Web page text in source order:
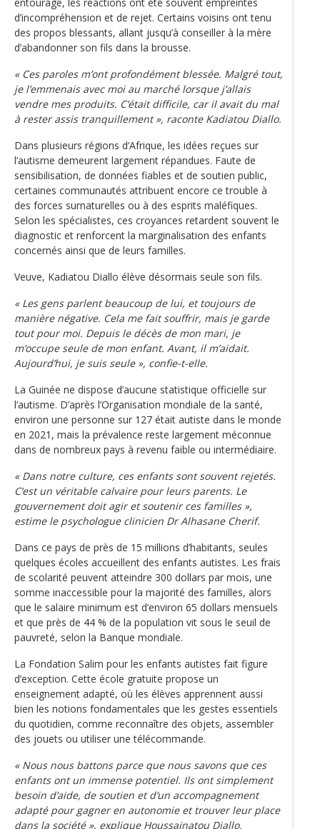
d’incompréhension et de rejet. Certains voisins ont tenu
des propos blessants, allant jusqu’à conseiller à la mère
d’abandonner son fils dans la brousse.
« Ces paroles m’ont profondément blessée. Malgré tout,
je l’emmenais avec moi au marché lorsque j’allais
vendre mes produits. C’était difficile, car il avait du mal
à rester assis tranquillement », raconte Kadiatou Diallo.
Dans plusieurs régions d’Afrique, les idées reçues sur
l’autisme demeurent largement répandues. Faute de
sensibilisation, de données fiables et de soutien public,
certaines communautés attribuent encore ce trouble à
des forces surnaturelles ou à des esprits maléfiques.
Selon les spécialistes, ces croyances retardent souvent le
diagnostic et renforcent la marginalisation des enfants
concernés ainsi que de leurs familles.
Veuve, Kadiatou Diallo élève désormais seule son fils.
« Les gens parlent beaucoup de lui, et toujours de
manière négative. Cela me fait souffrir, mais je garde
tout pour moi. Depuis le décès de mon mari, je
m’occupe seule de mon enfant. Avant, il m’aidait.
Aujourd’hui, je suis seule », confie-t-elle.
La Guinée ne dispose d’aucune statistique officielle sur
l’autisme. D’après l’Organisation mondiale de la santé,
environ une personne sur 127 était autiste dans le monde
en 2021, mais la prévalence reste largement méconnue
dans de nombreux pays à revenu faible ou intermédiaire.
« Dans notre culture, ces enfants sont souvent rejetés.
C’est un véritable calvaire pour leurs parents. Le
gouvernement doit agir et soutenir ces familles »,
estime le psychologue clinicien Dr Alhasane Cherif.
Dans ce pays de près de 15 millions d’habitants, seules
quelques écoles accueillent des enfants autistes. Les frais
de scolarité peuvent atteindre 300 dollars par mois, une
somme inaccessible pour la majorité des familles, alors
que le salaire minimum est d’environ 65 dollars mensuels
et que près de 44 % de la population vit sous le seuil de
pauvreté, selon la Banque mondiale.
La Fondation Salim pour les enfants autistes fait figure
d’exception. Cette école gratuite propose un
enseignement adapté, où les élèves apprennent aussi
bien les notions fondamentales que les gestes essentiels
du quotidien, comme reconnaître des objets, assembler
des jouets ou utiliser une télécommande.
« Nous nous battons parce que nous savons que ces
enfants ont un immense potentiel. Ils ont simplement
besoin d’aide, de soutien et d’un accompagnement
adapté pour gagner en autonomie et trouver leur place
dans la société », explique Houssainatou Diallo,